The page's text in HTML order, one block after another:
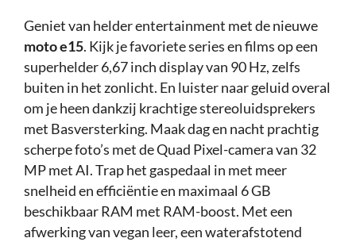
Geniet van helder entertainment met de nieuwe
moto e15. Kijk je favoriete series en films op een
superhelder 6,67 inch display van 90 Hz, zelfs
buiten in het zonlicht. En luister naar geluid overal
om je heen dankzij krachtige stereoluidsprekers
met Basversterking. Maak dag en nacht prachtig
scherpe foto’s met de Quad Pixel-camera van 32
MP met AI. Trap het gaspedaal in met meer
snelheid en efficiëntie en maximaal 6 GB
beschikbaar RAM met RAM-boost. Met een
afwerking van vegan leer, een waterafstotend